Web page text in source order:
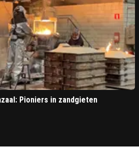
Pioniers in zandgieten